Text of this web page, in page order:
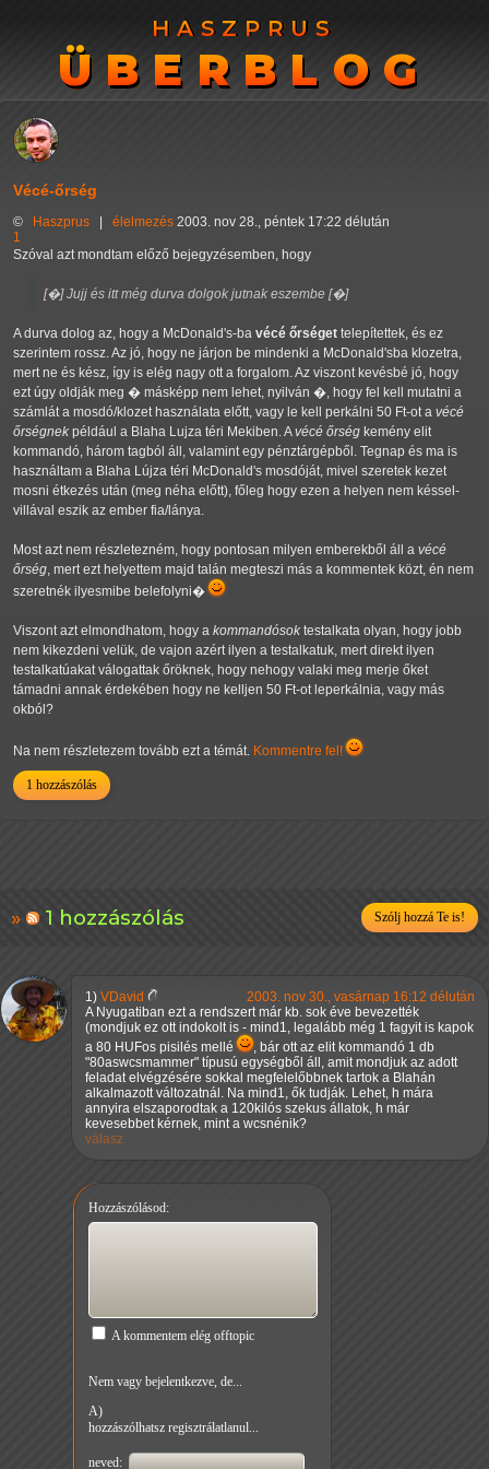
HASZPRUS
ÜBERBLOG
HASZPRUS
ÜBERBLOG
Vécé-őrség
© Haszprus élelmezés 2003. nov 28., péntek 17:22 délután
1
Szóval azt mondtam előző bejegyzésemben, hogy
[�] Jujj és itt még durva dolgok jutnak eszembe [�]
A durva dolog az, hogy a McDonald's-ba vécé őrséget telepítettek, és ez
szerintem rossz. Az jó, hogy ne járjon be mindenki a McDonald'sba klozetra,
mert ne és kész, így is elég nagy ott a forgalom. Az viszont kevésbé jó, hogy
ezt úgy oldják meg � másképp nem lehet, nyilván �, hogy fel kell mutatni a
számlát a mosdó/klozet használata előtt, vagy le kell perkálni 50 Ft-ot a vécé
őrségnek például a Blaha Lujza téri Mekiben. Avécé őrség kemény elit
kommandó, három tagból áll, valamint egy pénztárgépből. Tegnap és ma is
használtam a Blaha Lújza téri McDonald's mosdóját, mivel szeretek kezet
mosni étkezés után (meg néha előtt), főleg hogy ezen a helyen nem késsel-
villával eszik az ember fia/lánya.
Most azt nem részletezném, hogy pontosan milyen emberekből áll a vécé
őrség, mert ezt helyettem majd talán megteszi más a kommentek közt, én nem
szeretnék ilyesmibe belefolyni�
Viszont azt elmondhatom, hogy a kommandósok testalkata olyan, hogy jobb
nem kikezdeni velük, de vajon azért ilyen a testalkatuk, mert direkt ilyen
testalkatúakat válogattak őröknek, hogy nehogy valaki meg merje őket
támadni annak érdekében hogy ne kelljen 50 Ft-ot leperkálnia, vagy más
okból?
Na nem részletezem tovább ezt a témát. Kommentre fel!
1 hozzászólás
1 hozzászólás Szólj hozzá Te is!
1) VDavid
2003. nov 30., vasárnap 16:12 délután
A Nyugatiban ezt a rendszert már kb. sok éve bevezették
(mondjuk ez ott indokolt is - mind1, legalább még 1 fagyit is kapok
a 80 HUFos pisilés mellé
, bár ott az elit kommandó 1 db
"80aswcsmammer" típusú egységből áll, amit mondjuk az adott
feladat elvégzésére sokkal megfelelőbbnek tartok a Blahán
alkalmazott változatnál. Na mind1, ők tudják. Lehet, h mára
annyira elszaporodtak a 120kilós szekus állatok, h már
kevesebbet kérnek, mint a wcsnénik?
válasz
Hozzászólásod:
A kommentem elég offtopic
Nem vagy bejelentkezve, de...
A)
hozzászólhatsz regisztrálatlanul...
neved: